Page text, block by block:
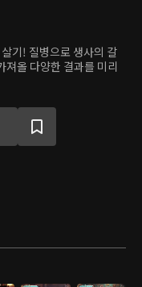
기! 질병으로 생사의 갈
져올 다양한 결과를 미리